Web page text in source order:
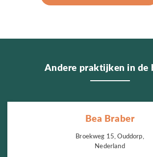
Andere praktijken in de
Bea Braber
Broekweg 15, Ouddorp,
Nederland